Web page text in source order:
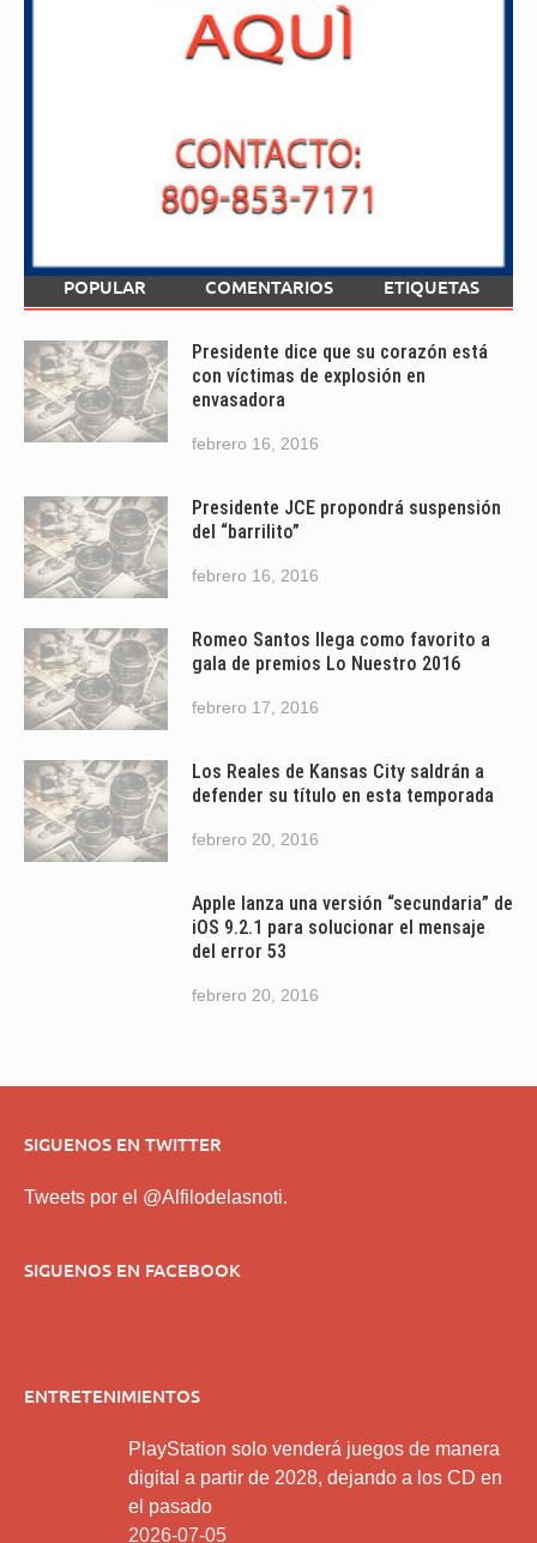
POPULAR COMENTARIOS ETIQUETAS
Presidente dice que su corazón está
con víctimas de explosión en
envasadora
febrero 16, 2016
Presidente JCE propondrá suspensión
del “barrilito”
febrero 16, 2016
Romeo Santos llega como favorito a
gala de premios Lo Nuestro 2016
febrero 17, 2016
Los Reales de Kansas City saldrán a
defender su título en esta temporada
febrero 20, 2016
Apple lanza una versión “secundaria” de
iOS 9.2.1 para solucionar el mensaje
del error 53
febrero 20, 2016
SIGUENOS EN TWITTER
Tweets por el @Alfilodelasnoti.
SIGUENOS EN FACEBOOK
ENTRETENIMIENTOS
PlayStation solo venderá juegos de manera
digital a partir de 2028, dejando a los CD en
el pasado
2026-07-05